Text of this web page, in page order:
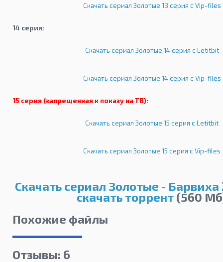
Скачать сериал Золотые 13 серия с Vip-files
14 серия:
Скачать сериал Золотые 14 серия с Letitbit
Скачать сериал Золотые 14 серия с Vip-files
15 серия (запрещенная к показу на ТВ):
Скачать сериал Золотые 15 серия с Letitbit
Скачать сериал Золотые 15 серия с Vip-files
Скачать сериал Золотые - Барвиха
скачать торрент (560
Похожие файлы
Отзывы: 6